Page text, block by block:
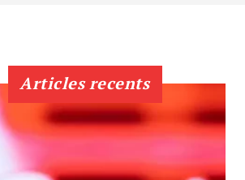
Articles recents